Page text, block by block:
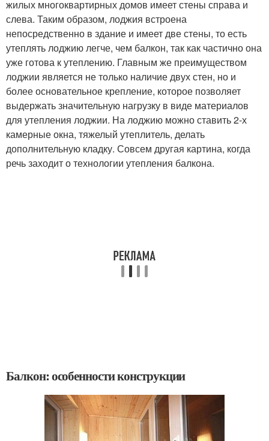
жилых многоквартирных домов имеет стены справа и
слева. Таким образом, лоджия встроена
непосредственно в здание и имеет две стены, то есть
утеплять лоджию легче, чем балкон, так как частично она
уже готова к утеплению. Главным же преимуществом
лоджии является не только наличие двух стен, но и
более основательное крепление, которое позволяет
выдержать значительную нагрузку в виде материалов
для утепления лоджии. На лоджию можно ставить 2-х
камерные окна, тяжелый утеплитель, делать
дополнительную кладку. Совсем другая картина, когда
речь заходит о технологии утепления балкона.
Балкон: особенности конструкции